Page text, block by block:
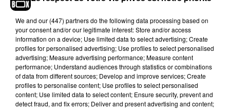
des dégâts après avoir entendu des bruits émis
depuis l'appartement. En effet, la jeune femme
leur avait donné un double des clés pour qu'ils
puissent y rentrer en cas d'urgence ou bruit
suspect."Mon grille-pain, mes vêtements d'été,
mes baskets, mon grille-pain... tout est fichu !", a
témoigné la jeune femme qui avait
malheureusement oublié de fermer une fenêtre.
We and our (447) partnersdo the following data processing based on
your consent and/or our legitimate interest: Store and/or access
information on a device; Use limited data to select advertising; Create
profiles for personalised advertising; Use profiles to select personalised
advertising; Measure advertising performance; Measure content
performance; Understand audiences through statistics or combinations
of data from different sources; Develop and improve services; Create
profiles to personalise content; Use profiles to select personalised
content; Use limited data to select content; Ensure security, prevent and
detect fraud, and fix errors; Deliver and present advertising and content;